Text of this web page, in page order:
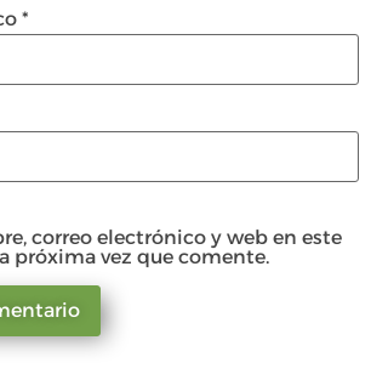
*
correo electrónico y web en este
próxima vez que comente.